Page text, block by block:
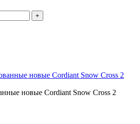
+
новые Cordiant Snow Cross 2